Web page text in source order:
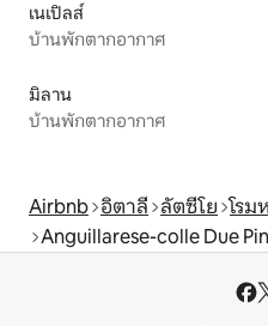
เนเปิลส์
บ้านพักตากอากาศ
มิลาน
บ้านพักตากอากาศ
Airbnb อิตาลี ลัตซีโย โรม
Anguillarese-colle Due